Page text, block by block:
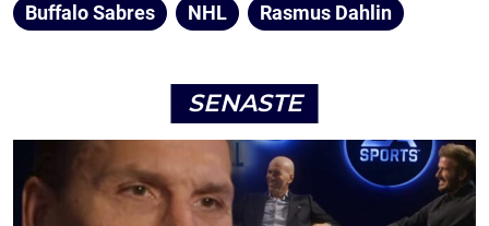
Buffalo Sabres NHL Rasmus Dahlin
SENASTE